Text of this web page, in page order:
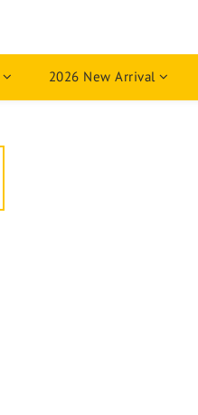
2026 New Arrival